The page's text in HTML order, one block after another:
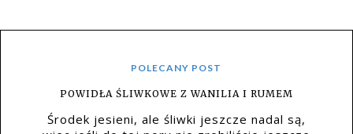
POLECANY POST
POWIDŁA ŚLIWKOWE Z WANILIA I RUMEM
Środek jesieni, ale śliwki jeszcze nadal są,